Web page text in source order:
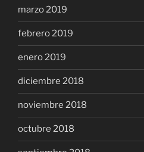
marzo 2019
febrero 2019
enero 2019
diciembre 2018
noviembre 2018
octubre 2018